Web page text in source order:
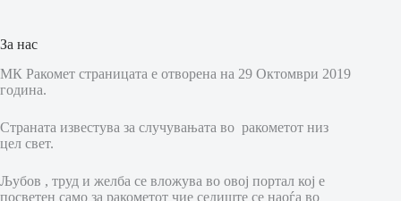
За нас
МК Ракомет страницата е отворена на 29 Октомври 2019
година.
Страната известува за случувањата во ракометот низ
цел свет.
Љубов , труд и желба се вложува во овој портал кој е
посветен само за ракометот чие седиште се наоѓа во